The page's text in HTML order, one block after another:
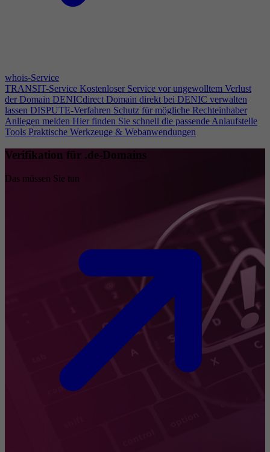
whois-Service
TRANSIT-Service Kostenloser Service vor ungewolltem Verlust
der Domain DENICdirect Domain direkt bei DENIC verwalten
lassen DISPUTE-Verfahren Schutz für mögliche Rechteinhaber
Anliegen melden Hier finden Sie schnell die passende Anlaufstelle
Tools Praktische Werkzeuge & Webanwendungen
Verifikation für .de-Domains
Das müssen Sie tun